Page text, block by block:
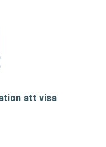
att visa